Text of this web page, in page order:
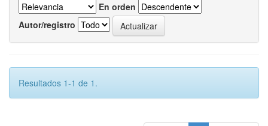
En orden
Autor/registro
Resultados 1-1 de 1.